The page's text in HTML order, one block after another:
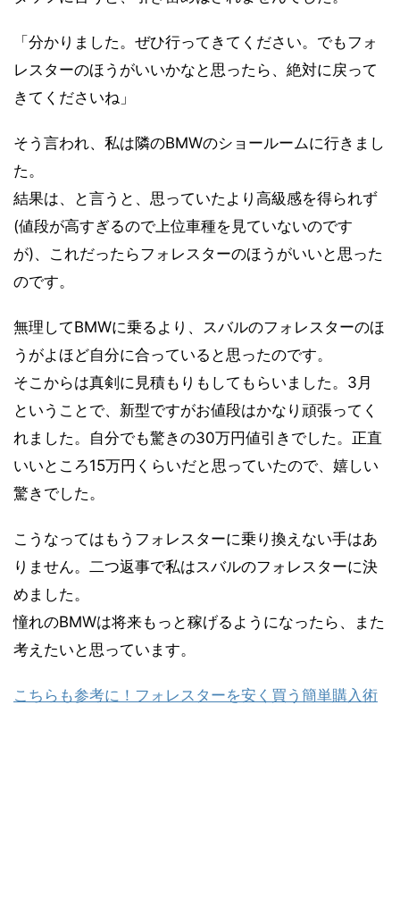
「分かりました。ぜひ行ってきてください。でもフォ
レスターのほうがいいかなと思ったら、絶対に戻って
きてくださいね」
そう言われ、私は隣のBMWのショールームに行きまし
た。
結果は、と言うと、思っていたより高級感を得られず
(値段が高すぎるので上位車種を見ていないのです
が)、これだったらフォレスターのほうがいいと思った
のです。
無理してBMWに乗るより、スバルのフォレスターのほ
うがよほど自分に合っていると思ったのです。
そこからは真剣に見積もりもしてもらいました。3月
ということで、新型ですがお値段はかなり頑張ってく
れました。自分でも驚きの30万円値引きでした。正直
いいところ15万円くらいだと思っていたので、嬉しい
驚きでした。
こうなってはもうフォレスターに乗り換えない手はあ
りません。二つ返事で私はスバルのフォレスターに決
めました。
憧れのBMWは将来もっと稼げるようになったら、また
考えたいと思っています。
こちらも参考に！フォレスターを安く買う簡単購入術